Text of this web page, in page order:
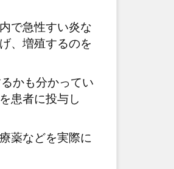
で急性すい炎な
、増殖するのを
かも分かってい
患者に投与し
薬などを実際に